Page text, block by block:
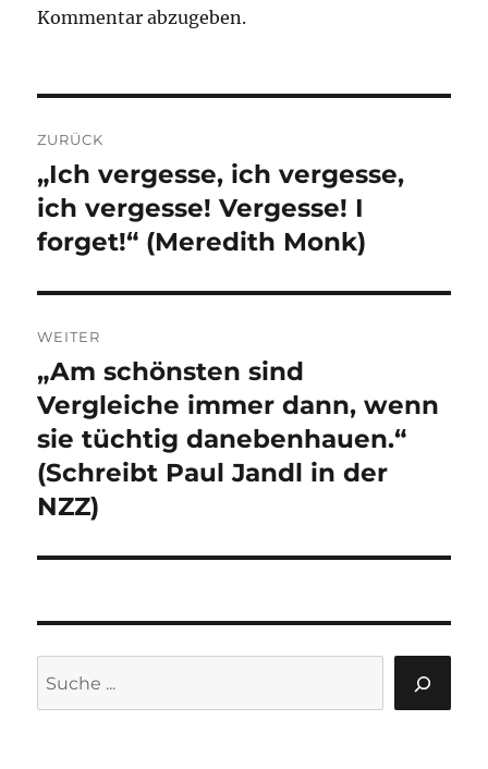
Kommentar abzugeben.
ZURÜCK
Vorheriger
Beitrag:
„Ich vergesse, ich vergesse,
ich vergesse! Vergesse! I
forget!“ (Meredith Monk)
WEITER
Nächster
Beitrag:
„Am schönsten sind
Vergleiche immer dann, wenn
sie tüchtig danebenhauen.“
(Schreibt Paul Jandl in der
NZZ)